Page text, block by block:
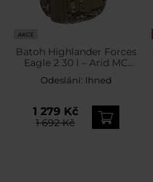
AKCE
Batoh Highlander Forces
Eagle 2 30 l – Arid MC
Camo
Odeslání: Ihned
1 279 Kč
1 692 Kč